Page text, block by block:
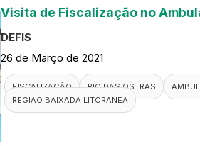
Visita de Fiscalização no
DEFIS
26 de Março de 2021
FISCALIZAÇÃO RIO DAS OSTRAS
REGIÃO BAIXADA LITORÂNEA